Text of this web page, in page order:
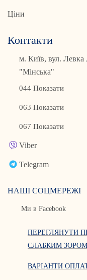
Ціни
Контакти
м. Київ, вул. Левка
"Мінська"
044 Показати
063 Показати
067 Показати
Viber
Telegram
НАШІ СОЦМЕРЕЖІ
Ми в Facebook
ПЕРЕГЛЯНУТИ
СЛАБКИМ ЗОРОМ
ВАРІАНТИ